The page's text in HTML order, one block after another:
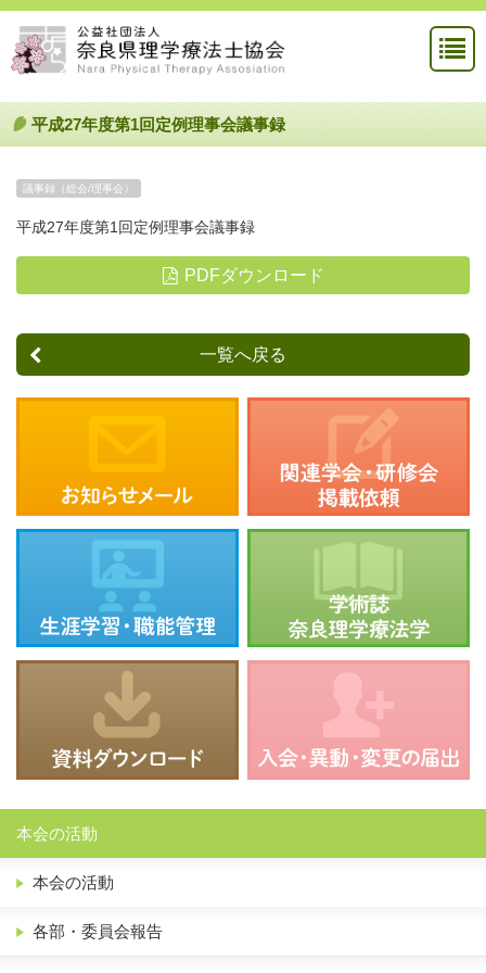
平成27年度第1回定例理事会議事録
議事録（総会/理事会）
平成27年度第1回定例理事会議事録
PDFダウンロード
一覧へ戻る
本会の活動
本会の活動
各部・委員会報告